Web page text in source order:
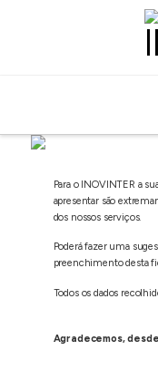
Para o INOVINTER a
apresentar são
dos nossos serviços.
Poderá fazer uma
preenchimento desta
Todos os dados
Agradecemos,